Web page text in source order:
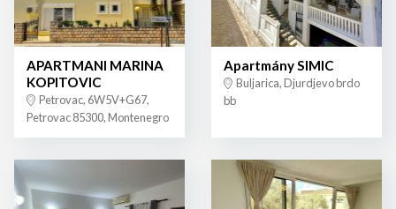
APARTMANI MARINA
KOPITOVIC
Petrovac, 6W5V+G67,
Petrovac 85300, Montenegro
Apartmány SIMIC
Buljarica, Djurdjevo brdo
bb